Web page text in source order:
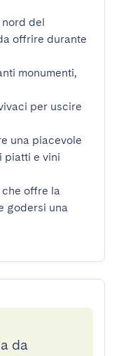
del
offrire durante
monumenti,
per uscire
una piacevole
piatti e vini
offre la
godersi una
da